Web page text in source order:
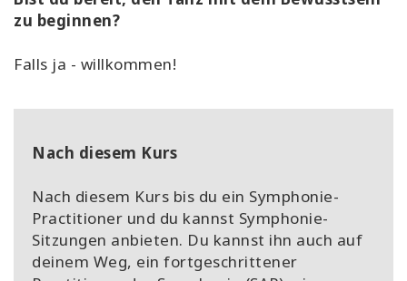
zu beginnen?
Falls ja - willkommen!
Nach diesem Kurs
Nach diesem Kurs bis du ein Symphonie-
Practitioner und du kannst Symphonie-
Sitzungen anbieten. Du kannst ihn auch auf
deinem Weg, ein fortgeschrittener